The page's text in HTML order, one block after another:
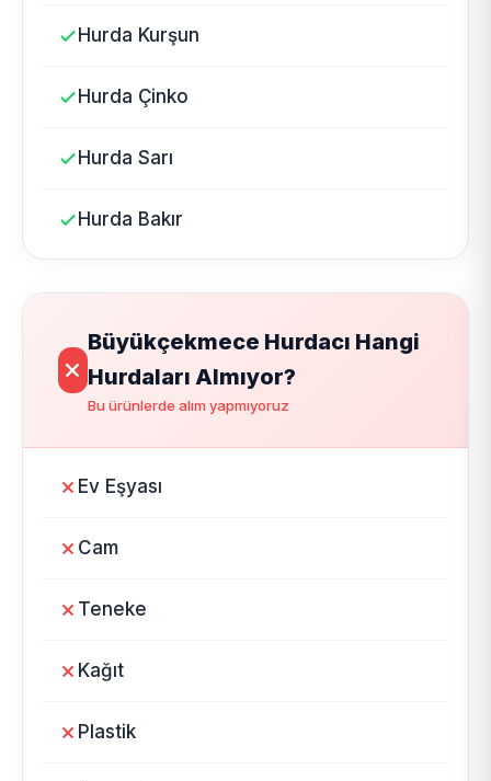
Hurda Kurşun
Hurda Çinko
Hurda Sarı
Hurda Bakır
Büyükçekmece Hurdacı Hangi
Hurdaları Almıyor?
Bu ürünlerde alım yapmıyoruz
Ev Eşyası
Cam
Teneke
Kağıt
Plastik